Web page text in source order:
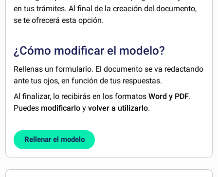
en tus trámites. Al final de la creación del documento,
se te ofrecerá esta opción.
¿Cómo modificar el modelo?
Rellenas un formulario. El documento se va redactando
ante tus ojos, en función de tus respuestas.
Al finalizar, lo recibirás en los formatosWord y PDF.
Puedes modificarlo yvolver a utilizarlo.
Rellenar el modelo